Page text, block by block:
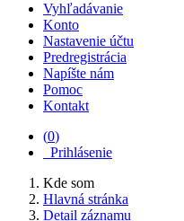
Vyhľadávanie
Konto
Nastavenie účtu
Predregistrácia
Napíšte nám
Pomoc
Kontakt
(0)
Prihlásenie
Kde som
Hlavná stránka
Detail záznamu